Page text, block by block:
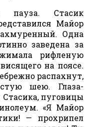
пауза. Стасик
Майор
Одна
заведена за
рифленую
на поясе.
распахнут,
шею. Глаза-
пуговицы
«Я Майор
— прохрипел